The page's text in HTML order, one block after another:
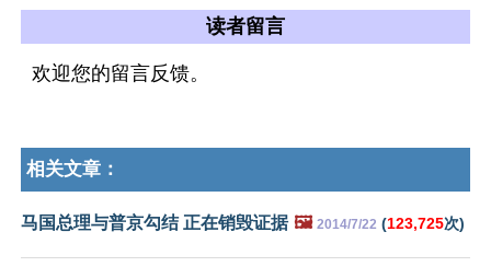
读者留言
欢迎您的留言反馈。
相关文章：
马国总理与普京勾结 正在销毁证据 🖼️ 2014/7/22 (123,725次)